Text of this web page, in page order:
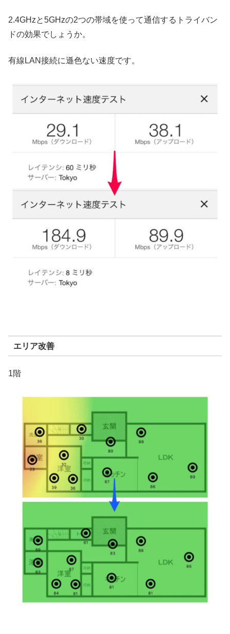
2.4GHzと5GHzの2つの帯域を使って通信するトライバン
ドの効果でしょうか。
有線LAN接続に遜色ない速度です。
エリア改善
1階